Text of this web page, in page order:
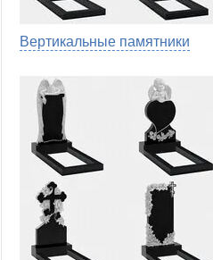
Вертикальные памятники